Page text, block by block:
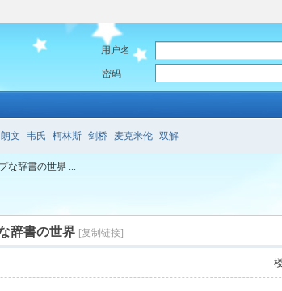
用户名
密码
朗文 韦氏 柯林斯 剑桥 麦克米伦 双解
な辞書の世界 ...
辞書の世界 [复制链接]